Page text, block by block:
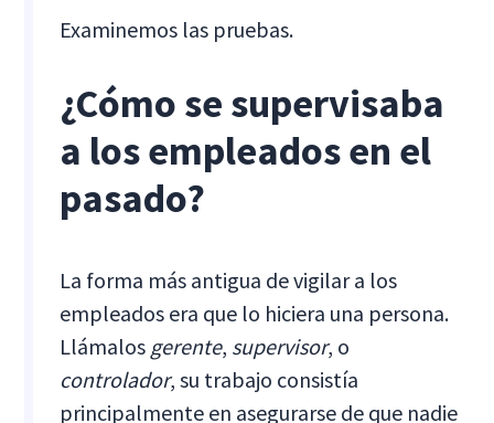
Examinemos las pruebas.
¿Cómo se supervisaba
a los empleados en el
pasado?
La forma más antigua de vigilar a los
empleados era que lo hiciera una persona.
Llámalos gerente, supervisor, o
controlador, su trabajo consistía
principalmente en asegurarse de que nadie